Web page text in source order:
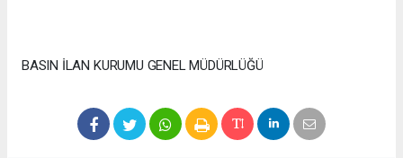
BASIN İLAN KURUMU GENEL MÜDÜRLÜĞÜ